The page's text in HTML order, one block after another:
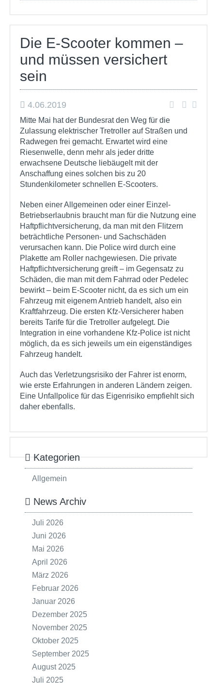
Die E-Scooter kommen –
und müssen versichert
sein
4.06.2019
Mitte Mai hat der Bundesrat den Weg für die
Zulassung elektrischer Tretroller auf Straßen und
Radwegen frei gemacht. Erwartet wird eine
Riesenwelle, denn mehr als jeder dritte
erwachsene Deutsche liebäugelt mit der
Anschaffung eines solchen bis zu 20
Stundenkilometer schnellen E-Scooters.
Neben einer Allgemeinen oder einer Einzel-
Betriebserlaubnis braucht man für die Nutzung eine
Haftpflichtversicherung, da man mit den Flitzern
beträchtliche Personen- und Sachschäden
verursachen kann. Die Police wird durch eine
Plakette am Roller nachgewiesen. Die private
Haftpflichtversicherung greift – im Gegensatz zu
Schäden, die man mit dem Fahrrad oder Pedelec
bewirkt – beim E-Scooter nicht, da es sich um ein
Fahrzeug mit eigenem Antrieb handelt, also ein
Kraftfahrzeug. Die ersten Kfz-Versicherer haben
bereits Tarife für die Tretroller aufgelegt. Die
Integration in eine vorhandene Kfz-Police ist nicht
möglich, da es sich jeweils um ein eigenständiges
Fahrzeug handelt.
Auch das Verletzungsrisiko der Fahrer ist enorm,
wie erste Erfahrungen in anderen Ländern zeigen.
Eine Unfallpolice für das Eigenrisiko empfiehlt sich
daher ebenfalls.
Kategorien
Allgemein
News Archiv
Juli 2026
Juni 2026
Mai 2026
April 2026
März 2026
Februar 2026
Januar 2026
Dezember 2025
November 2025
Oktober 2025
September 2025
August 2025
Juli 2025